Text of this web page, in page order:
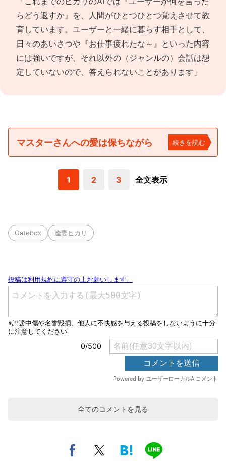
らどう返すか』を、人間がひとつひとつ覚えさせて教
育しています。ユーザーと一緒に暮らす相手として、
日々のあいさつや『お仕事疲れたな～』といった内容
には強いですが、それ以外の（ジャンルの）会話は想
定していないので、答えられないことがあります」
マスターさんへの愛は保ちながら 続きを読む
1 2 3 全文表示
Gatebox 逢妻ヒカリ
全てのコメントを見る